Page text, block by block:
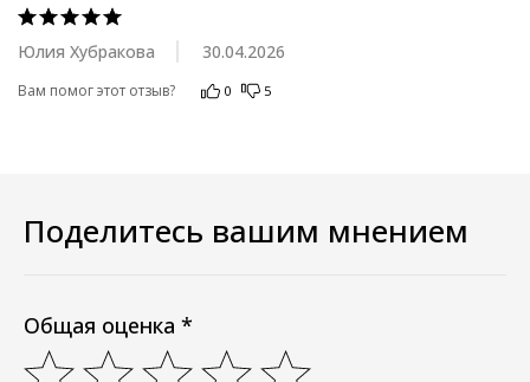
Юлия Хубракова 30.04.2026
Вам помог этот отзыв? 0 5
Поделитесь вашим мнением
Общая оценка *